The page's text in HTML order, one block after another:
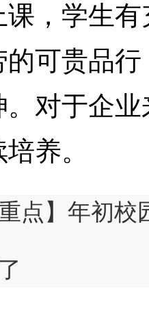
，学生
可贵品
对于企
养。
重点】年初